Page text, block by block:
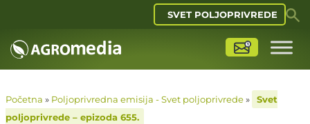
SVET POLJOPRIVREDE
Početna » Poljoprivredna emisija - Svet poljoprivrede»
Svet
poljoprivrede – epizoda 655.